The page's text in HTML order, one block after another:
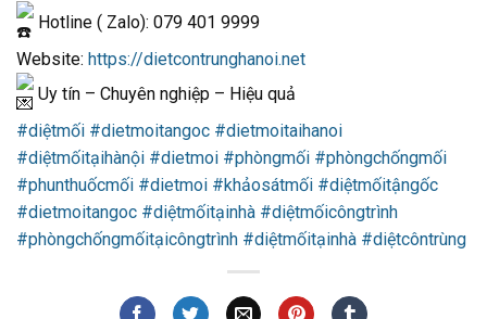
Hotline ( Zalo): 079 401 9999
Website: https://dietcontrunghanoi.net
Uy tín – Chuyên nghiệp – Hiệu quả
#diệtmối #dietmoitangoc #dietmoitaihanoi
#diệtmốitạihànội #dietmoi #phòngmối #phòngchốngmối
#phunthuốcmối #dietmoi #khảosátmối #diệtmốitậngốc
#dietmoitangoc #diệtmốitạinhà #diệtmốicôngtrình
#phòngchốngmốitạicôngtrình #diệtmốitạinhà #diệtcôntrùng